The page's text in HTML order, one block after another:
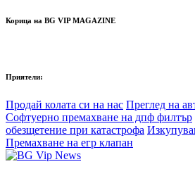
Корица на BG VIP MAGAZINE
Приятели:
Продай колата си на нас Преглед на
Софтуерно премахване на дпф филтър
обезщетение при катастрофа
Премахване на егр клапан